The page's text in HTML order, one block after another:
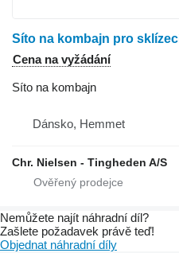
Síto na kombajn pro
Cena na vyžádání
Síto na kombajn
Dánsko, Hemmet
Chr. Nielsen - Tingheden A/S
Nemůžete najít náhradní díl?
Zašlete požadavek právě teď!
Objednat náhradní díly